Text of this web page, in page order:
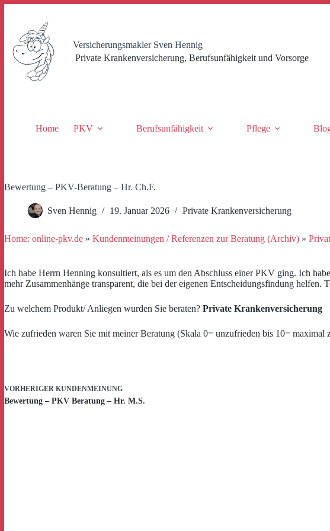
springen
Versicherungsmakler Sven Hennig
Private Krankenversicherung, Berufsunfähigkeit und Vorsorge
Home PKV Berufsunfähigkeit Pflege
Bewertung – PKV-Beratung – Hr. Ch.F.
Sven Hennig 19. Januar 2026 Private Krankenversicherung
Home: online-pkv.de » Kundenmeinungen / Referenzen zur Beratung (Archiv) »
Ich habe Herrn Henning konsultiert, als es um den Abschluss einer PKV ging. Ich
mehr Zusammenhänge transparent, die bei der eigenen Entscheidungsfindung
Zu welchem Produkt/ Anliegen wurden Sie beraten? Private Krankenversicherung
Wie zufrieden waren Sie mit meiner Beratung (Skala 0= unzufrieden bis 10= maximal
VORHERIGER KUNDENMEINUNG
Bewertung – PKV Beratung – Hr. M.S.